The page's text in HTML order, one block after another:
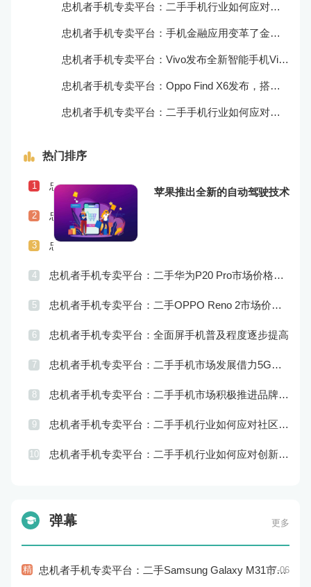
忠机者手机专卖平台：二手手机行业如何应对自动化生产的趋势
忠机者手机专卖平台：手机金融应用变革了金融行业
忠机者手机专卖平台：Vivo发布全新智能手机Vivo Y90
忠机者手机专卖平台：Oppo Find X6发布，搭载高通骁龙898芯片
忠机者手机专卖平台：二手手机行业如何应对物流运营的优化
热门排序
苹果推出全新的自动驾驶技术
1 忠机者手机专卖平台：二手手机行业如何应对社会民生问题
2 忠机者手机专卖平台：LG发布Wing智能手机，支持双屏交互
3 忠机者手机专卖平台：二手手机行业如何应对供应链管理的挑战
4 忠机者手机专卖平台：二手华为P20 Pro市场价格持续波动
5 忠机者手机专卖平台：二手OPPO Reno 2市场价格相对稳定
6 忠机者手机专卖平台：全面屏手机普及程度逐步提高
7 忠机者手机专卖平台：二手手机市场发展借力5G，迎来新机遇
8 忠机者手机专卖平台：二手手机市场积极推进品牌转型，实现品牌创新和升级
9 忠机者手机专卖平台：二手手机行业如何应对社区运营的重要性
10 忠机者手机专卖平台：二手手机行业如何应对创新驱动的发展
弹幕 更多
精 忠机者手机专卖平台：二手Samsung Galaxy M31市场价格持续下跌07-06